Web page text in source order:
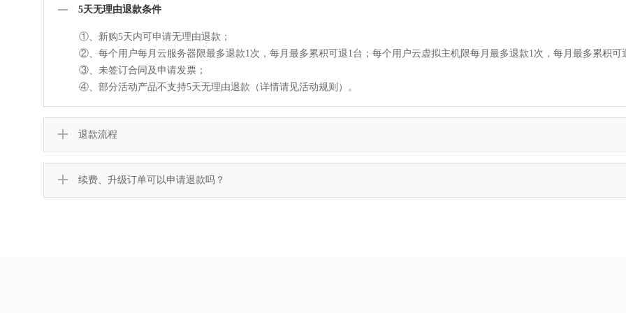
5天无理由退款条件
①、新购5天内可申请无理由退款；
②、每个用户每月云服务器限最多退款1次，每月最多累积可退1台；每个用户云虚拟主机限每月最多退款1次，每月最多累积可
③、未签订合同及申请发票；
④、部分活动产品不支持5天无理由退款（详情请见活动规则）。
退款流程
续费、升级订单可以申请退款吗？